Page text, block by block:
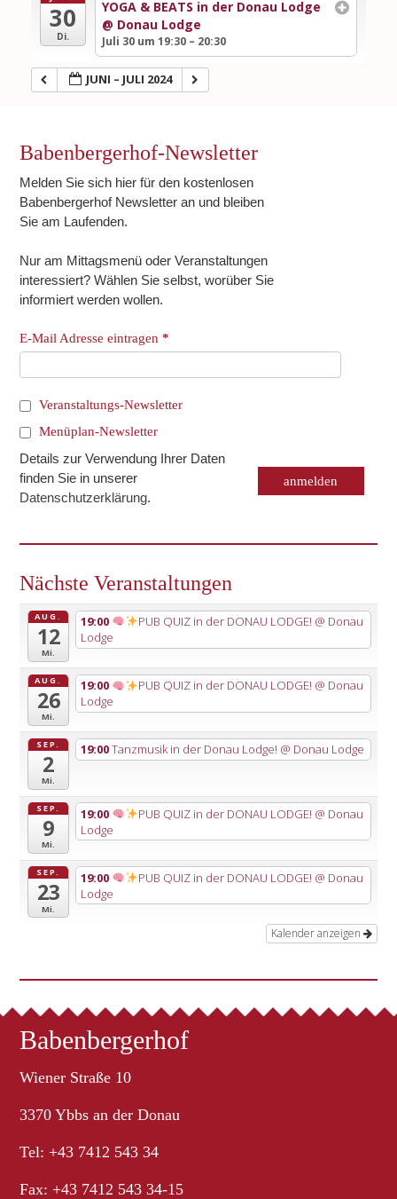
30
Di.
YOGA & BEATS in der Donau Lodge
@ Donau Lodge
Juli 30 um 19:30 – 20:30
JUNI – JULI 2024
Babenbergerhof-Newsletter
Melden Sie sich hier für den kostenlosen
Babenbergerhof Newsletter an und bleiben
Sie am Laufenden.
Nur am Mittagsmenü oder Veranstaltungen
interessiert? Wählen Sie selbst, worüber Sie
informiert werden wollen.
E-Mail Adresse eintragen*
Veranstaltungs-Newsletter
Menüplan-Newsletter
Details zur Verwendung Ihrer Daten
finden Sie in unserer
Datenschutzerklärung.
Nächste Veranstaltungen
AUG.
12
Mi.
19:00 PUB QUIZ in der DONAU LODGE! @ Donau
Lodge
AUG.
26
Mi.
19:00 PUB QUIZ in der DONAU LODGE! @ Donau
Lodge
SEP.
2
Mi.
19:00Tanzmusik in der Donau Lodge! @ Donau Lodge
SEP.
9
Mi.
19:00 PUB QUIZ in der DONAU LODGE! @ Donau
Lodge
SEP.
23
Mi.
19:00 PUB QUIZ in der DONAU LODGE! @ Donau
Lodge
Kalender anzeigen
Babenbergerhof
Wiener Straße 10
3370 Ybbs an der Donau
Tel: +43 7412 543 34
Fax: +43 7412 543 34-15